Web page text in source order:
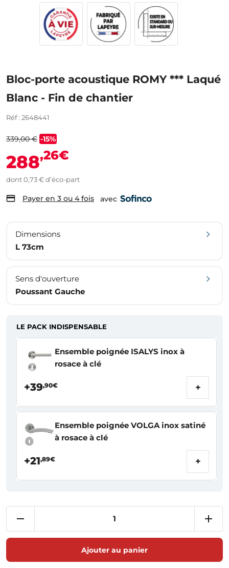
Bloc-porte acoustique ROMY *** Laqué
Blanc - Fin de chantier
Réf : 2648441
339,00 € -15%
288,26€
dont 0,73 € d’éco-part
Payer en 3 ou 4 fois avec
Dimensions
L 73cm
Sens d'ouverture
Poussant Gauche
LE PACK INDISPENSABLE
Ensemble poignée ISALYS inox à
rosace à clé
+39,90€ +
Ensemble poignée VOLGA inox satiné
à rosace à clé
+21,89€ +
Ajouter au panier